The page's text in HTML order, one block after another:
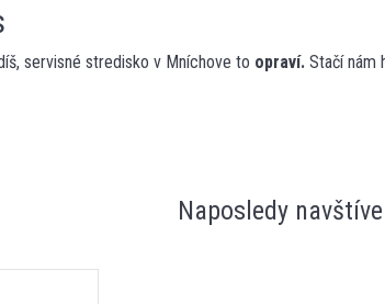
servisné stredisko v Mníchove to opraví. Stačí nám
Naposledy